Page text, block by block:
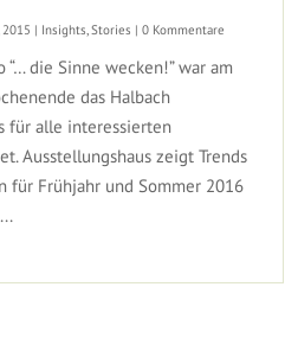
| Insights,Stories | 0 Kommentare
die Sinne wecken!” war am
das Halbach
für alle interessierten
Ausstellungshaus zeigt Trends
für Frühjahr und Sommer 2016